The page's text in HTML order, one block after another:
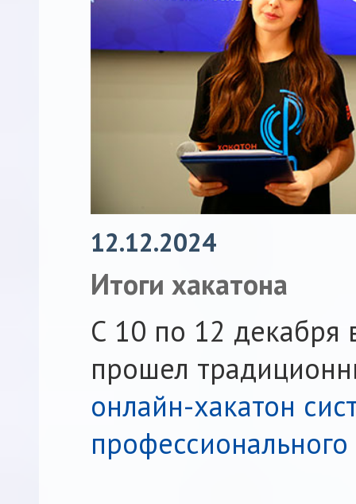
12.12.2024
Итоги хакатона
С 10 по 12 декабря
прошел
онлайн-хакатон